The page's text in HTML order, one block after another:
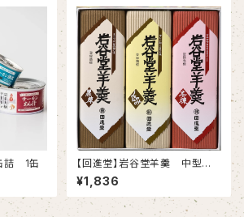
詰 1缶
【回進堂】岩谷堂羊羹 中型 3
本詰
¥1,836